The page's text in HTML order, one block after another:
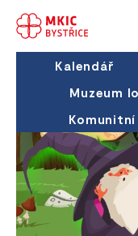
Kalendář
Muzeum